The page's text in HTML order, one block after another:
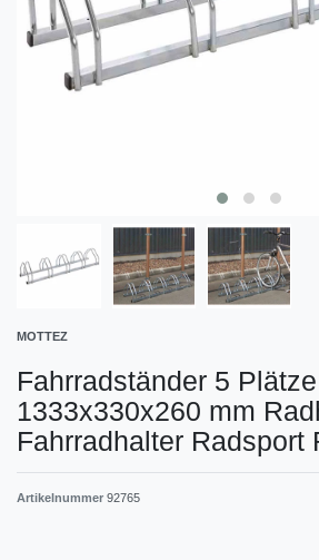
MOTTEZ
Fahrradständer 5 Plätze
1333x330x260 mm
Fahrradhalter Radsport
Artikelnummer 92765